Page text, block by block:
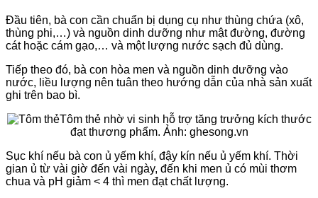
Đầu tiên, bà con cần chuẩn bị dụng cụ như thùng chứa (xô,
thùng phi,…) và nguồn dinh dưỡng như mật đường, đường
cát hoặc cám gạo,… và một lượng nước sạch đủ dùng.
Tiếp theo đó, bà con hòa men và nguồn dinh dưỡng vào
nước, liều lượng nên tuân theo hướng dẫn của nhà sản xuất
ghi trên bao bì.
Tôm thẻ nhờ vi sinh hỗ trợ tăng trưởng kích thước
đạt thương phẩm. Ảnh: ghesong.vn
Sục khí nếu bà con ủ yếm khí, đậy kín nếu ủ yếm khí. Thời
gian ủ từ vài giờ đến vài ngày, đến khi men ủ có mùi thơm
chua và pH giảm < 4 thì men đạt chất lượng.